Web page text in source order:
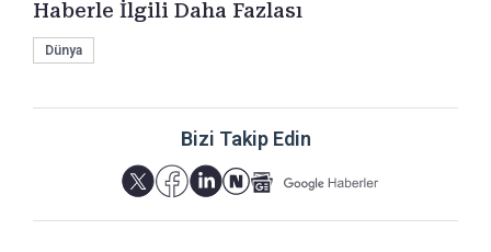
Haberle İlgili Daha Fazlası
Dünya
Bizi Takip Edin